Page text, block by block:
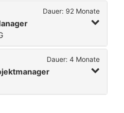
Dauer: 92 Monate
Dauer: 4 Monate